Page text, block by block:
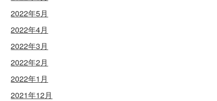
2022年5月
2022年4月
2022年3月
2022年2月
2022年1月
2021年12月